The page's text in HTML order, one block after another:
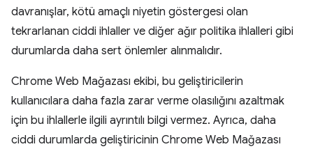
davranışlar, kötü amaçlı niyetin göstergesi olan
tekrarlanan ciddi ihlaller ve diğer ağır politika ihlalleri gibi
durumlarda daha sert önlemler alınmalıdır.
Chrome Web Mağazası ekibi, bu geliştiricilerin
kullanıcılara daha fazla zarar verme olasılığını azaltmak
için bu ihlallerle ilgili ayrıntılı bilgi vermez. Ayrıca, daha
ciddi durumlarda geliştiricinin Chrome Web Mağazası